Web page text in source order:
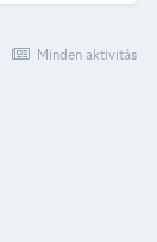
Minden aktivitás